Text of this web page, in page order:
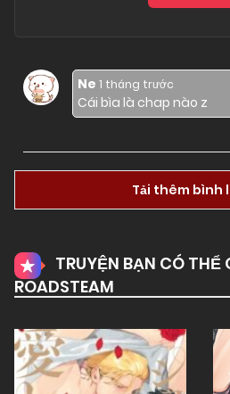
Ne 1 tháng trước
Cái bìa là chap nào z
Tải thêm bình
TRUYỆN BẠN CÓ THỂ
ROADSTEAM